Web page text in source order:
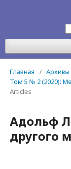
Главная / Архивы
Том 5 № 2 (2020):
Articles
Адольф
другого